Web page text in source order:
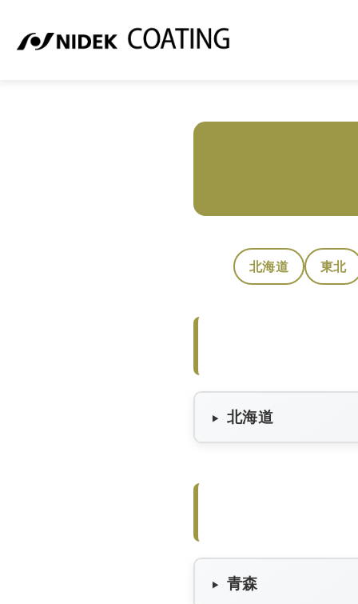
北海道 東北
北海道
青森